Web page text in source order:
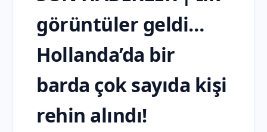
görüntüler geldi…
Hollanda’da bir
barda çok sayıda kişi
rehin alındı!